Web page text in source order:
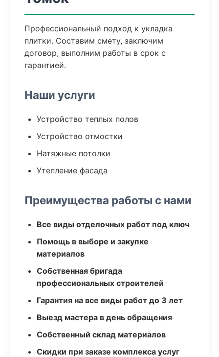
Профессиональный подход к укладка
плитки. Составим смету, заключим
договор, выполним работы в срок с
гарантией.
Наши услуги
Устройство теплых полов
Устройство отмостки
Натяжные потолки
Утепление фасада
Преимущества работы с нами
Все виды отделочных работ под ключ
Помощь в выборе и закупке
материалов
Собственная бригада
профессиональных строителей
Гарантия на все виды работ до 3 лет
Выезд мастера в день обращения
Собственный склад материалов
Скидки при заказе комплекса услуг